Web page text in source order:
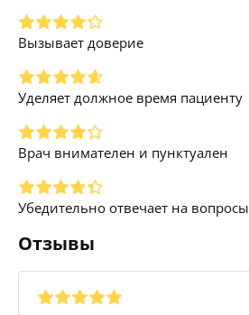
Вызывает доверие
Уделяет должное время пациенту
Врач внимателен и пунктуален
Убедительно отвечает на вопросы
Отзывы